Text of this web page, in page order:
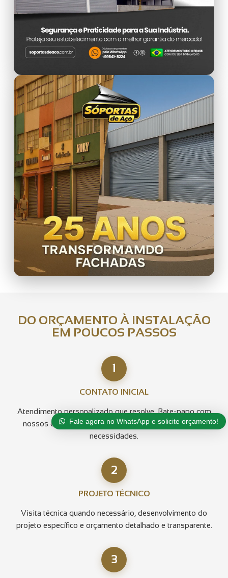
DO ORÇAMENTO À INSTALAÇÃO
EM POUCOS PASSOS
1
CONTATO INICIAL
Atendimento personalizado que resolve. Bate-papo com
nossos especialistas para análise completa das suas
necessidades.
2
PROJETO TÉCNICO
Visita técnica quando necessário, desenvolvimento do
projeto específico e orçamento detalhado e transparente.
3
Fale agora no WhatsApp e solicite orçamento!